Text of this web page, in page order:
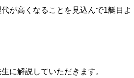
が高くなることを見込んで1艇目よ
に解説していただきます。